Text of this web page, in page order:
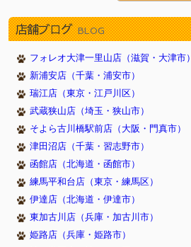
店舗ブログ BLOG
フォレオ大津一里山店（滋賀・大津市）
新浦安店（千葉・浦安市）
瑞江店（東京・江戸川区）
武蔵狭山店（埼玉・狭山市）
そよら古川橋駅前店（大阪・門真市）
津田沼店（千葉・習志野市）
函館店（北海道・函館市）
練馬平和台店（東京・練馬区）
伊達店（北海道・伊達市）
東加古川店（兵庫・加古川市）
姫路店（兵庫・姫路市）